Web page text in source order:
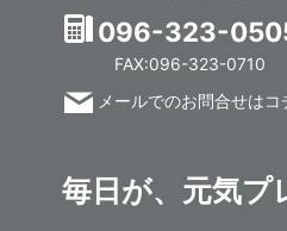
096-323-
FAX:096-323-0710
メールでのお問合せはコ
毎日が、元気プ